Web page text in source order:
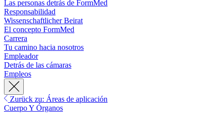
Las personas detrás de FormMed
Responsabilidad
Wissenschaftlicher Beirat
El concepto FormMed
Carrera
Tu camino hacia nosotros
Empleador
Detrás de las cámaras
Empleos
Zurück zu: Áreas de aplicación
Cuerpo Y Órganos